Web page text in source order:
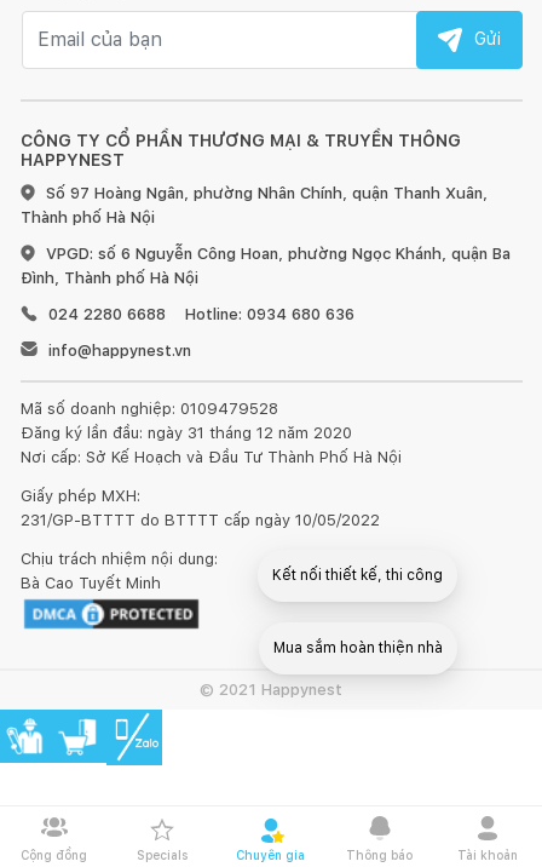
Cộng đồng Specials Chuyên gia Thông báo Tài khoản
CÔNG TY CỔ PHẦN THƯƠNG MẠI & TRUYỀN THÔNG
HAPPYNEST
Số 97 Hoàng Ngân, phường Nhân Chính, quận Thanh Xuân,
Thành phố Hà Nội
VPGD: số 6 Nguyễn Công Hoan, phường Ngọc Khánh, quận Ba
Đình, Thành phố Hà Nội
024 2280 6688
Hotline: 0934 680 636
info@happynest.vn
Mã số doanh nghiệp: 0109479528
Đăng ký lần đầu: ngày 31 tháng 12 năm 2020
Nơi cấp: Sở Kế Hoạch và Đầu Tư Thành Phố Hà Nội
Giấy phép MXH:
231/GP-BTTTT do BTTTT cấp ngày 10/05/2022
Chịu trách nhiệm nội dung:
Bà Cao Tuyết Minh
Gửi
© 2021 Happynest
Kết nối thiết kế, thi công
Mua sắm hoàn thiện nhà